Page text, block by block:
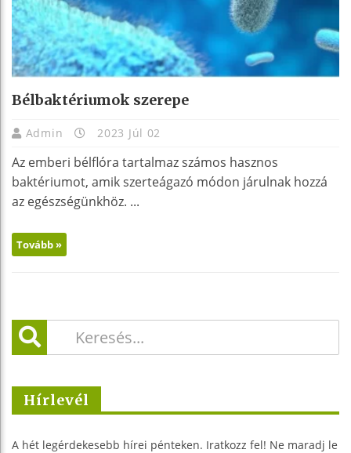
Bélbaktériumok szerepe
Admin 2023 Júl 02
Az emberi bélflóra tartalmaz számos hasznos
baktériumot, amik szerteágazó módon járulnak hozzá
az egészségünkhöz. ...
Tovább »
Hírlevél
A hét legérdekesebb hírei pénteken. Iratkozz fel! Ne maradj le